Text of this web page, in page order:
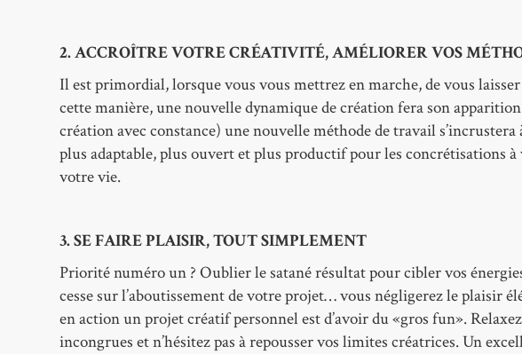
2. ACCROÎTRE VOTRE CRÉATIVITÉ, AMÉLIORER VOS
Il est primordial, lorsque vous vous mettrez en marche, de vous
cette manière, une nouvelle dynamique de création fera son
création avec constance) une nouvelle méthode de travail
plus adaptable, plus ouvert et plus productif pour les concrétisations à
votre vie.
3. SE FAIRE PLAISIR, TOUT SIMPLEMENT
Priorité numéro un ? Oublier le satané résultat pour cibler vos
cesse sur l’aboutissement de votre projet… vous négligerez le plaisir
en action un projet créatif personnel est d’avoir du «gros fun».
incongrues et n’hésitez pas à repousser vos limites créatrices. Un